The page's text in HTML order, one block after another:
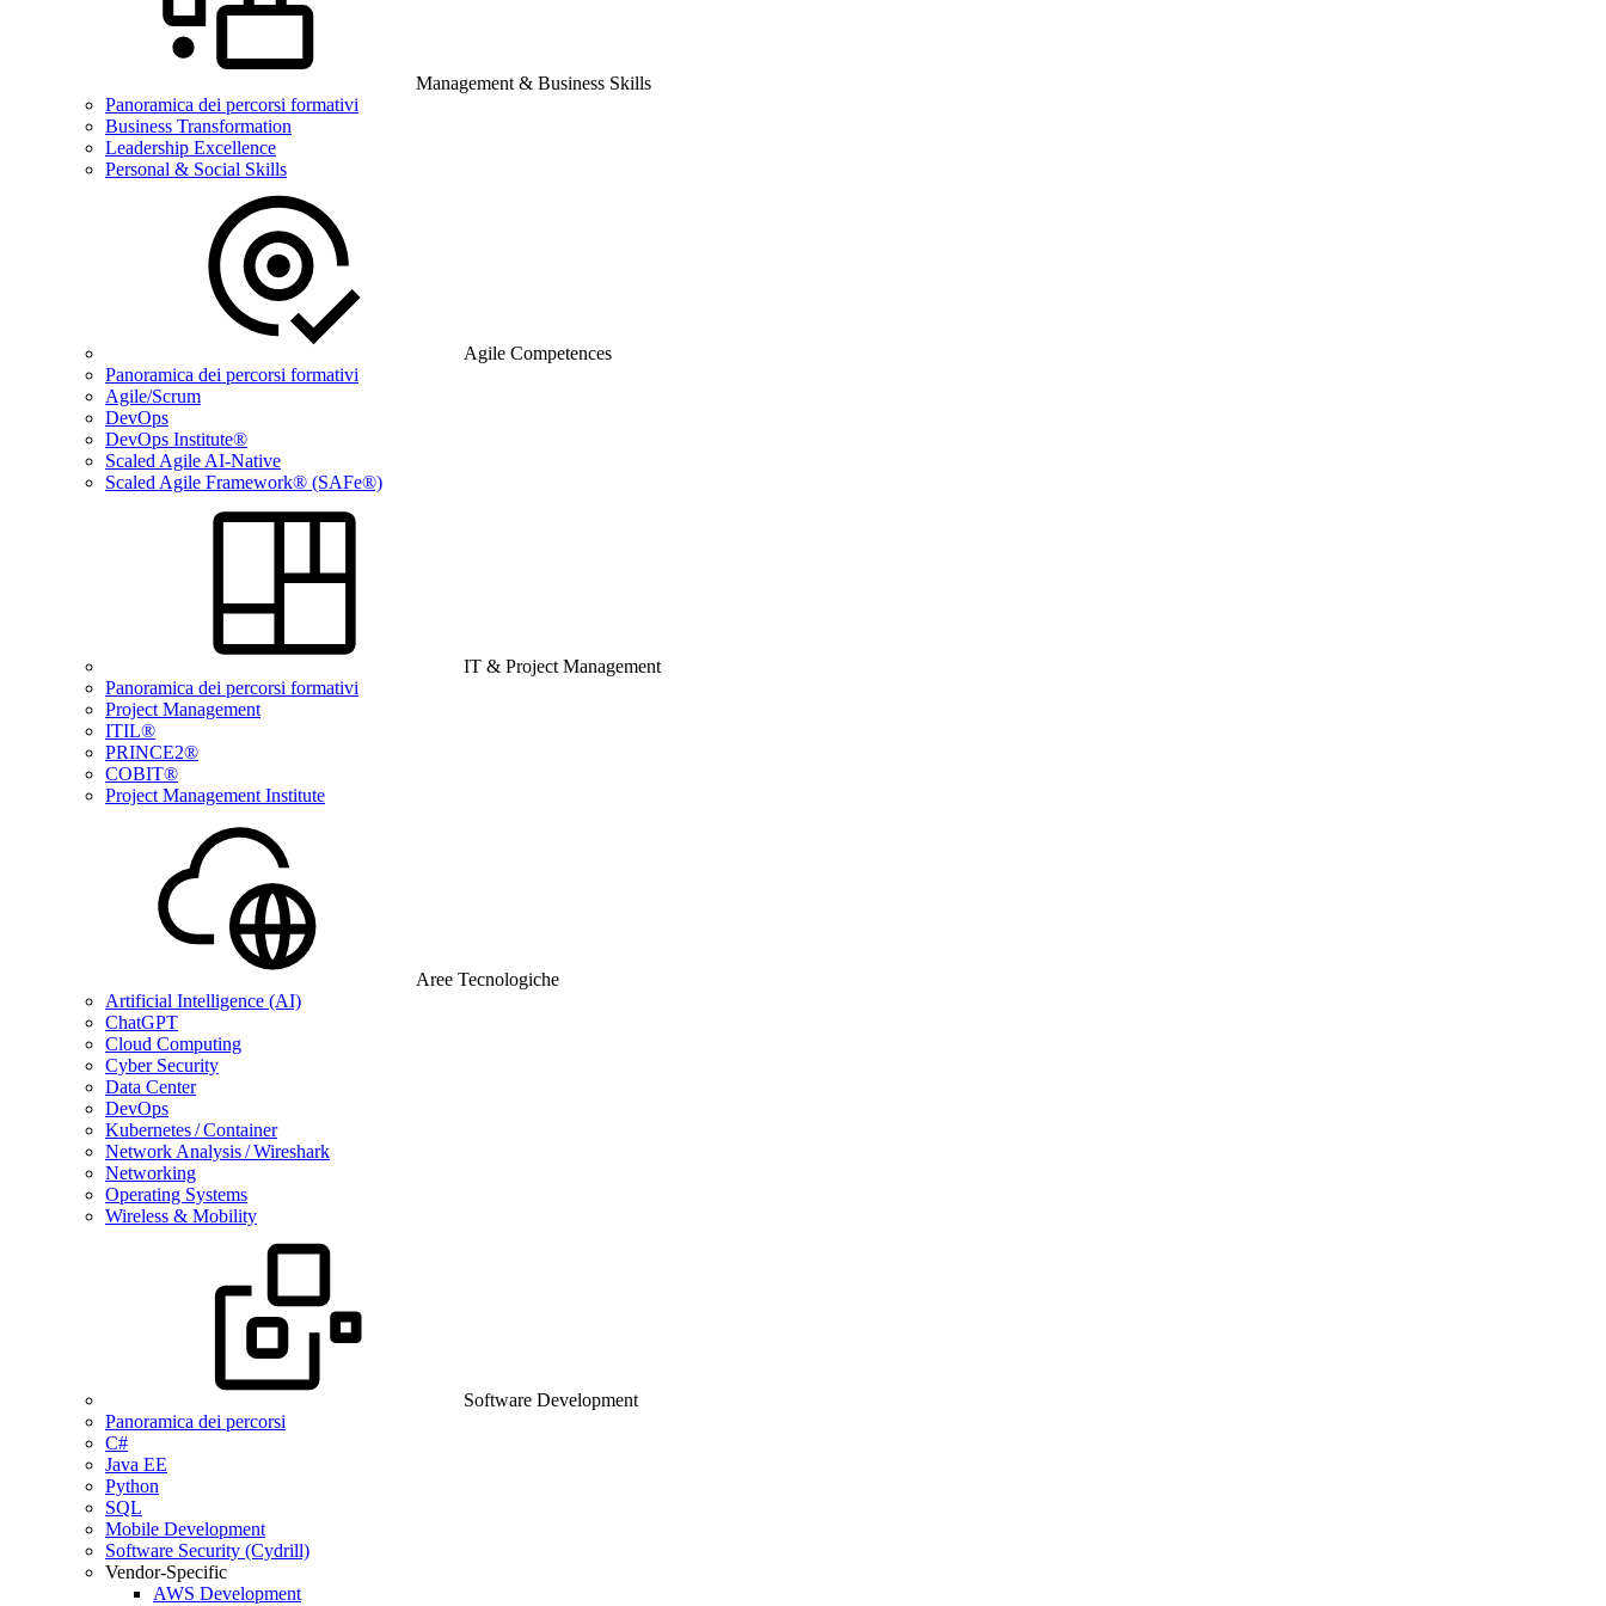
Management & Business Skills
Panoramica dei percorsi formativi
Business Transformation
Leadership Excellence
Personal & Social Skills
Agile Competences
Panoramica dei percorsi formativi
Agile/Scrum
DevOps
DevOps Institute®
Scaled Agile AI-Native
Scaled Agile Framework® (SAFe®)
IT & Project Management
Panoramica dei percorsi formativi
Project Management
ITIL®
PRINCE2®
COBIT®
Project Management Institute
Aree Tecnologiche
Artificial Intelligence (AI)
ChatGPT
Cloud Computing
Cyber Security
Data Center
DevOps
Kubernetes / Container
Network Analysis / Wireshark
Networking
Operating Systems
Wireless & Mobility
Software Development
Panoramica dei percorsi
C#
Java EE
Python
SQL
Mobile Development
Software Security (Cydrill)
Vendor-Specific
AWS Development